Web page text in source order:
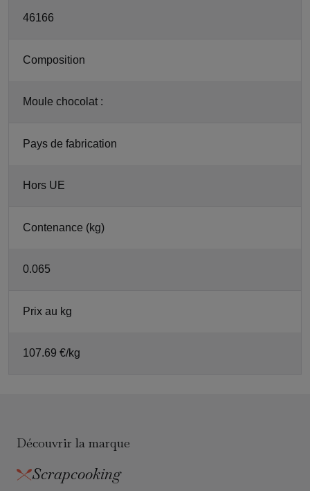
46166
Composition
Moule chocolat :
Pays de fabrication
Hors UE
Contenance (kg)
0.065
Prix au kg
107.69 €/kg
Découvrir la marque
Scrapcooking